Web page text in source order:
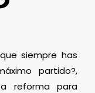
siempre has
partido?,
reforma para